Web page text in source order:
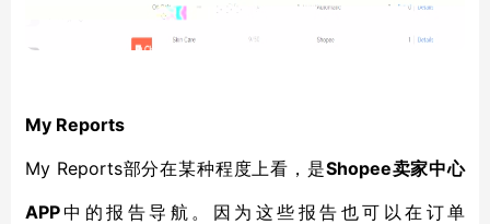
My Reports
My Reports部分在某种程度上看，是Shopee卖家中心
APP中的报告导航。因为这些报告也可以在订单